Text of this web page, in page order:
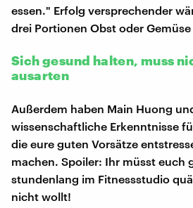
essen." Erfolg versprechender
drei Portionen Obst oder Gemüse
Sich gesund halten, muss
ausarten
Außerdem haben Main Huong
wissenschaftliche Erkenntnisse
die eure guten Vorsätze
machen. Spoiler: Ihr müsst euch
stundenlang im Fitnessstudio
nicht wollt!